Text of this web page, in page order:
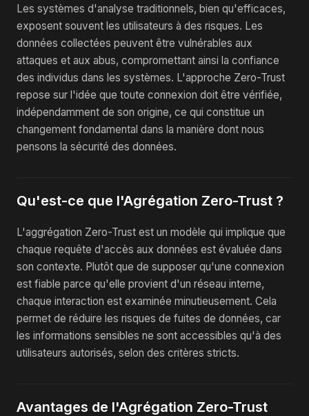
Les systèmes d'analyse traditionnels, bien qu'efficaces,
exposent souvent les utilisateurs à des risques. Les
données collectées peuvent être vulnérables aux
attaques et aux abus, compromettant ainsi la confiance
des individus dans les systèmes. L'approche Zero-Trust
repose sur l'idée que toute connexion doit être vérifiée,
indépendamment de son origine, ce qui constitue un
changement fondamental dans la manière dont nous
pensons la sécurité des données.
Qu'est-ce que l'Agrégation Zero-Trust ?
L'aggrégation Zero-Trust est un modèle qui implique que
chaque requête d'accès aux données est évaluée dans
son contexte. Plutôt que de supposer qu'une connexion
est fiable parce qu'elle provient d'un réseau interne,
chaque interaction est examinée minutieusement. Cela
permet de réduire les risques de fuites de données, car
les informations sensibles ne sont accessibles qu'à des
utilisateurs autorisés, selon des critères stricts.
Avantages de l'Agrégation Zero-Trust